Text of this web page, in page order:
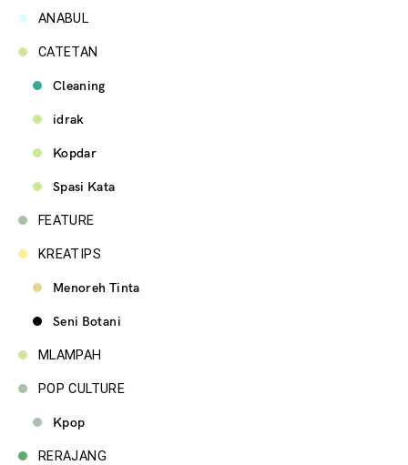
ANABUL
CATETAN
Cleaning
idrak
Kopdar
Spasi Kata
FEATURE
KREATIPS
Menoreh Tinta
Seni Botani
MLAMPAH
POP CULTURE
Kpop
RERAJANG